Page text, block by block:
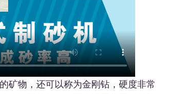
矿物，还可以称为金刚钻，硬度非常